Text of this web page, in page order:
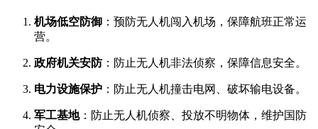
机场低空防御 ：预防无人机闯入机场，保障航班正常运
营。
政府机关安防：防止无人机非法侦察，保障信息安全。
电力设施保护 ：防止无人机撞击电网、破坏输电设备。
军工基地：防止无人机侦察、投放不明物体，维护国防